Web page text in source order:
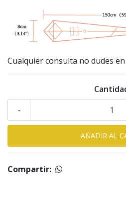
Cualquier consulta no dudes
-
Compartir: